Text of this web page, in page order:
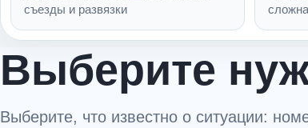
съезды и развязки
Выберите
Выберите, что известно о ситуации: